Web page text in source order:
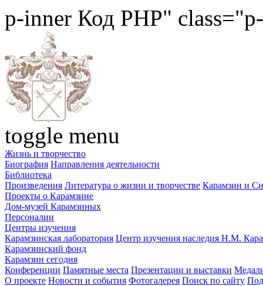
p-inner Код PHP"
toggle menu
Жизнь и творчество
Биография Направления деятельности
Библиотека
Произведения Литература о жизни и творчестве Карамзин и
Проекты о Карамзине
Дом-музей Карамзиных
Персоналии
Центры изучения
Карамзинская лаборатория Центр изучения наследия Н.М.
Карамзинский фонд
Карамзин сегодня
Конференции Памятные места Презентации и выставки
О проекте Новости и события Фотогалерея Поиск по сайту